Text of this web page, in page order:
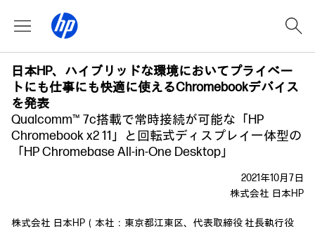
日本HP、ハイブリッドな環境においてプライベー
トにも仕事にも快適に使えるChromebookデバイス
を発表
Qualcomm™ 7c搭載で常時接続が可能な「HP
Chromebook x2 11」と回転式ディスプレイ一体型の
「HP Chromebase All-in-One Desktop」
2021年10月7日
株式会社 日本HP
株式会社 日本HP（本社：東京都江東区、代表取締役 社長執行役